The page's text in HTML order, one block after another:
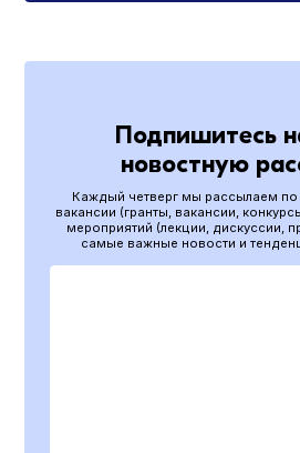
Подпишитесь
новостную
Каждый четверг мы рассылаем по
вакансии (гранты, вакансии,
мероприятий (лекции, дискуссии,
самые важные новости и